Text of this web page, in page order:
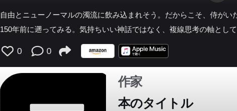
オランダとイギリスのヘゲモニー・帝国と平和・武器を売るアメリカ
スト・トゥルース・人権を求めて・西洋だけでなく世界にも・自由と
は独り舞台 ●第３章 日本と朝鮮半島 ・米朝会談が不満・こじらせる近
関係・日本に三権分立はない・問われなかった戦争責任・冷戦後と歴
ぜ北朝鮮は核を持つのか？・ベルリンの壁崩壊とドイツ統一・北の自
でいてもらわないと困る・日本敗戦後の朝鮮半島統治 ●第４章 日本の
自由とニューノーマルの濁流に飲み込まれそう。だからこそ、侍がい
150年前に遡ってみる。気持ちいい神話ではなく、複線思考の軸として
0 0
作家
本のタイトル